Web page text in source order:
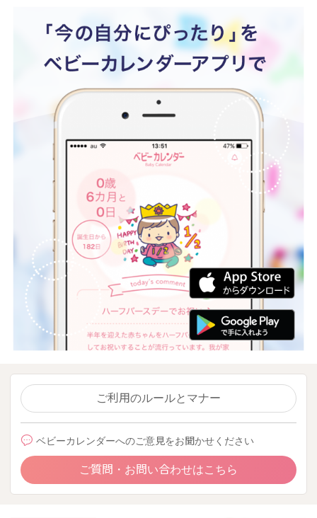
ご利用のルールとマナー
ベビーカレンダーへのご意見をお聞かせください
ご質問・お問い合わせはこちら